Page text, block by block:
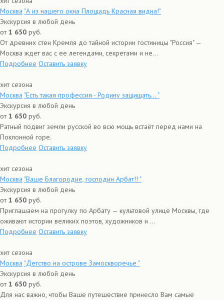
Москва "А из нашего окна Площадь Красная видна!"
Экскурсия в любой день
от1 650 руб.
От древних стен Кремля до тайной истории гостиницы "Россия" —
Москва ждет вас с ее легендами, секретами и не...
Подробнее Оставить заявку
хит сезона
Москва "Есть такая профессия - Родину защищать… "
Экскурсия в любой день
от1 650 руб.
Ратный подвиг земли русской во всю мощь встаёт перед нами на
Поклонной горе.
Подробнее Оставить заявку
хит сезона
Москва "Ваше Благородие, господин Арбат!! "
Экскурсия в любой день
от1 650 руб.
Приглашаем на прогулку по Арбату — культовой улице Москвы, где
оживают истории великих поэтов, художников и ...
Подробнее Оставить заявку
хит сезона
Москва "Детство на острове Замоскворечье "
Экскурсия в любой день
от1 650 руб.
Для нас важно, чтобы Ваше путешествие принесло Вам самые